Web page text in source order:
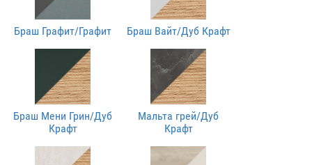
Браш Графит/Графит Браш Вайт/Дуб Крафт
Браш Мени Грин/Дуб
Крафт
Мальта грей/Дуб
Крафт